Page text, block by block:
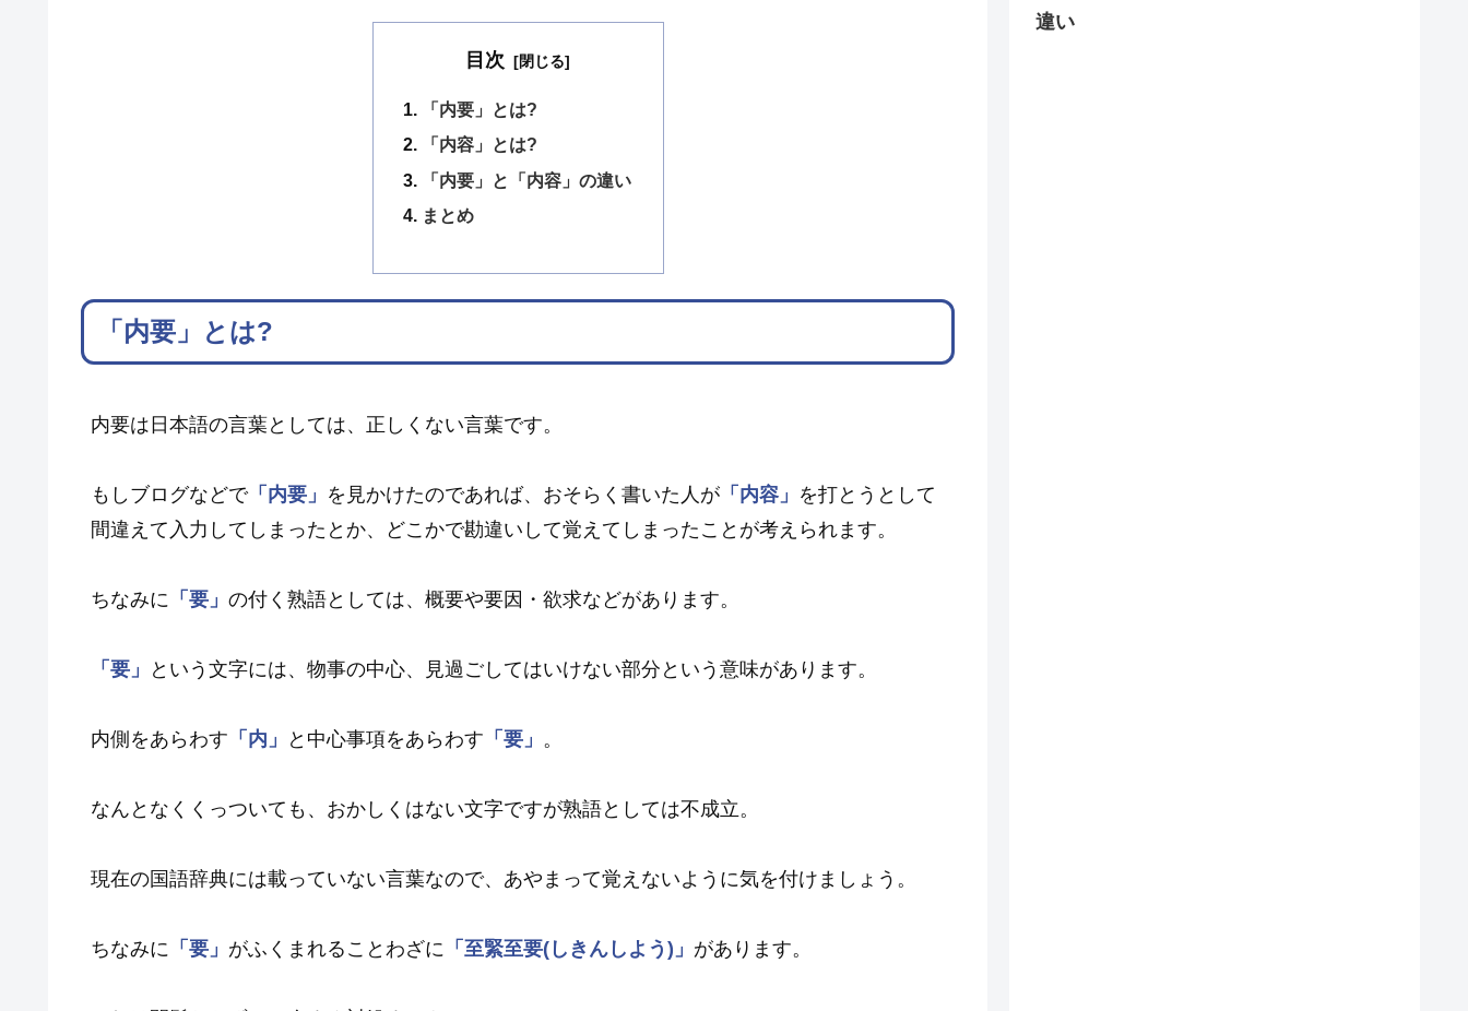
目次
「内要」とは?
「内容」とは?
「内要」と「内容」の違い
まとめ
「内要」とは?
内要は日本語の言葉としては、正しくない言葉です。
もしブログなどで「内要」 を見かけたのであれば、おそらく書いた人が 「内容」 を打とうとして
間違えて入力してしまったとか、どこかで勘違いして覚えてしまったことが考えられます。
ちなみに 「要」 の付く熟語としては、概要や要因・欲求などがあります。
「要」 という文字には、物事の中心、見過ごしてはいけない部分という意味があります。
内側をあらわす 「内」 と中心事項をあらわす 「要」 。
なんとなくくっついても、おかしくはない文字ですが熟語としては不成立。
現在の国語辞典には載っていない言葉なので、あやまって覚えないように気を付けましょう。
ちなみに 「要」 がふくまれることわざに 「至緊至要(しきんしよう)」 があります。
違い